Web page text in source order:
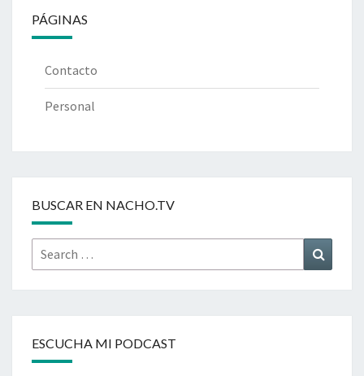
PÁGINAS
Contacto
Personal
BUSCAR EN NACHO.TV
Search
for:
ESCUCHA MI PODCAST